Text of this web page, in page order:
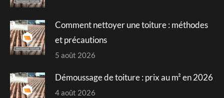
Comment nettoyer une toiture : méthodes
et précautions
5 août 2026
Démoussage de toiture : prix au m² en 2026
4 août 2026